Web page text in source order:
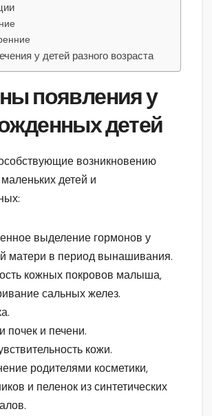
у детей разного возраста
появления у
детей
возникновению
детей и
выделение гормонов у
матери в период вынашивания.
кожных покровов малыша,
сальных желез.
почек и печени.
кожи.
родителями косметики,
и пеленок из синтетических